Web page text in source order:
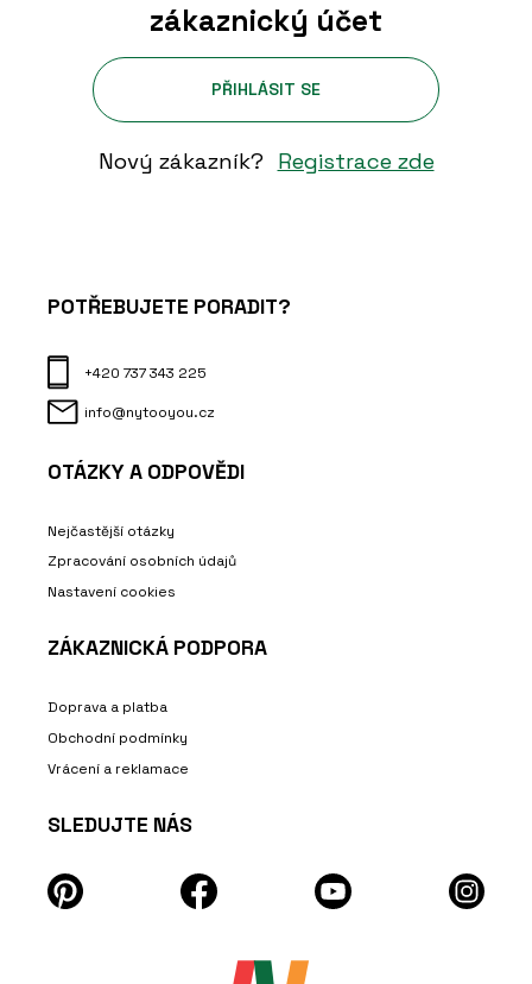
zákaznický účet
PŘIHLÁSIT SE
Nový zákazník? Registrace zde
POTŘEBUJETE PORADIT?
+420 737 343 225
info@nytooyou.cz
OTÁZKY A ODPOVĚDI
Nejčastější otázky
Zpracování osobních údajů
Nastavení cookies
ZÁKAZNICKÁ PODPORA
Doprava a platba
Obchodní podmínky
Vrácení a reklamace
SLEDUJTE NÁS